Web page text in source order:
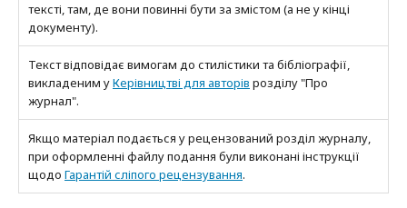
тексті, там, де вони повинні бути за змістом (а не у кінці
документу).
Текст відповідає вимогам до стилістики та бібліографії,
викладеним уКерівництві для авторів розділу "Про
журнал".
Якщо матеріал подається у рецензований розділ журналу,
при оформленні файлу подання були виконані інструкції
щодо Гарантій сліпого рецензування.